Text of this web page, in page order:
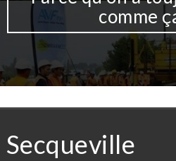
comme
Secqueville